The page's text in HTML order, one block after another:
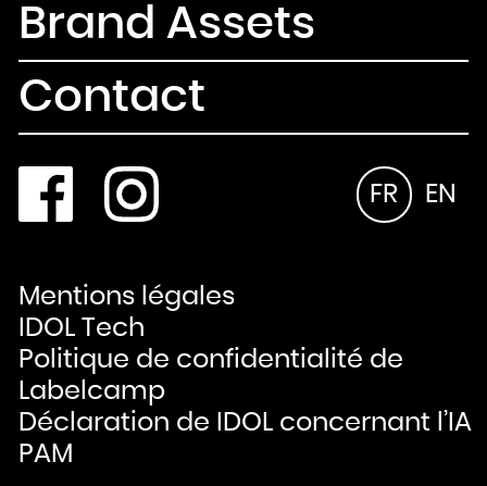
Brand Assets
Contact
FR EN
Mentions légales
IDOL Tech
Politique de confidentialité de
Labelcamp
Déclaration de IDOL concernant l’IA
PAM